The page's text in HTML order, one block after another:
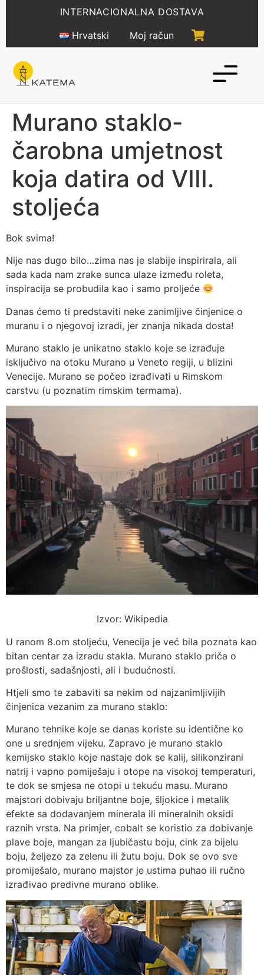
INTERNACIONALNA DOSTAVA
Hrvatski
Moj račun
Murano staklo-
čarobna umjetnost
koja datira od VIII.
stoljeća
Bok svima!
Nije nas dugo bilo…zima nas je slabije inspirirala, ali
sada kada nam zrake sunca ulaze između roleta,
inspiracija se probudila kao i samo proljeće
Danas ćemo ti predstaviti neke zanimljive činjenice o
muranu i o njegovoj izradi, jer znanja nikada dosta!
Murano staklo je unikatno staklo koje se izrađuje
isključivo na otoku Murano u Veneto regiji, u blizini
Venecije. Murano se počeo izrađivati u Rimskom
carstvu (u poznatim rimskim termama).
Izvor: Wikipedia
U ranom 8.om stoljeću, Venecija je već bila poznata kao
bitan centar za izradu stakla. Murano staklo priča o
prošlosti, sadašnjosti, ali i budućnosti.
Htjeli smo te zabaviti sa nekim od najzanimljivijih
činjenica vezanim za murano staklo:
Murano tehnike koje se danas koriste su identične ko
one u srednjem vijeku. Zapravo je murano staklo
kemijsko staklo koje nastaje dok se kalij, silikonzirani
natrij i vapno pomiješaju i otope na visokoj temperaturi,
te dok se smjesa ne otopi u tekuću masu. Murano
majstori dobivaju briljantne boje, šljokice i metalik
efekte sa dodavanjem minerala ili mineralnih oksidi
raznih vrsta. Na primjer, cobalt se koristio za dobivanje
plave boje, mangan za ljubičastu boju, cink za bijelu
boju, željezo za zelenu ili žutu boju. Dok se ovo sve
promiješalo, murano majstor je ustima puhao ili ručno
izrađivao predivne murano oblike.